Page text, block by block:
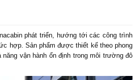
phát triển, hướng tới các công trình
hợp. Sản phẩm được thiết kế theo phong
vận hành ổn định trong môi trường đô